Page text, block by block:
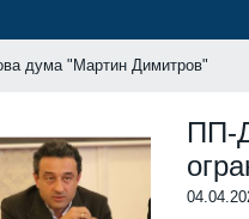
дума "Мартин Димитров"
ПП-